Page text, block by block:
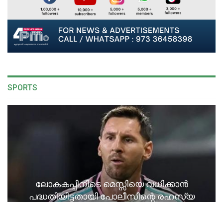
SPORTS
ലോകകപ്പിനിടെ മെസ്സിയെ വധിക്കാൻ
പദ്ധതിയിട്ടതായി പോലീസിന്റെ രഹസ്യ